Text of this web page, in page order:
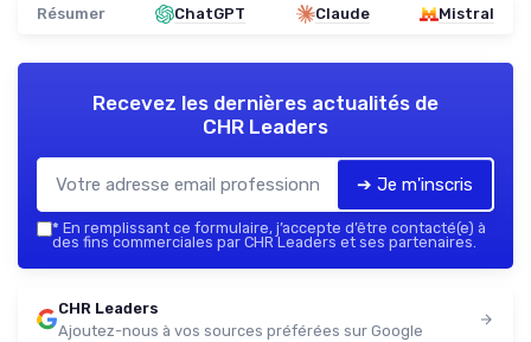
Résumer ChatGPT Claude Mistral
Recevez les dernières actualités de
CHR Leaders
➔ Je m'inscris
* En remplissant ce formulaire, j’accepte d’être contacté(e) à
des fins commerciales par CHR Leaders et ses partenaires.
CHR Leaders
Ajoutez-nous à vos sources préférées sur Google